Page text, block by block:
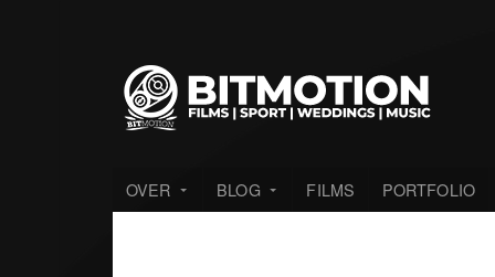
OVER BLOG FILMS PORTFOLIO